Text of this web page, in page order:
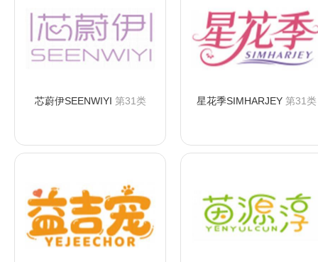
芯蔚伊SEENWIYI 第31类 星花季SIMHARJEY第31类